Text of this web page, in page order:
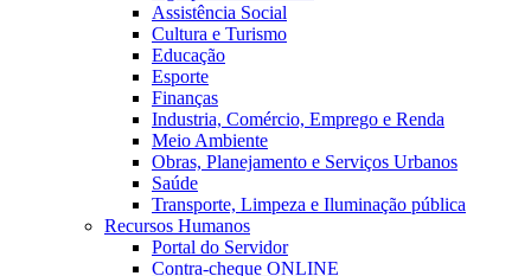
Assistência Social
Cultura e Turismo
Educação
Esporte
Finanças
Industria, Comércio, Emprego e Renda
Meio Ambiente
Obras, Planejamento e Serviços Urbanos
Saúde
Transporte, Limpeza e Iluminação pública
Recursos Humanos
Portal do Servidor
Contra-cheque ONLINE